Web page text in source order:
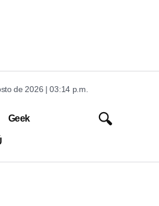
de 2026 | 03:14 p.m.
Geek